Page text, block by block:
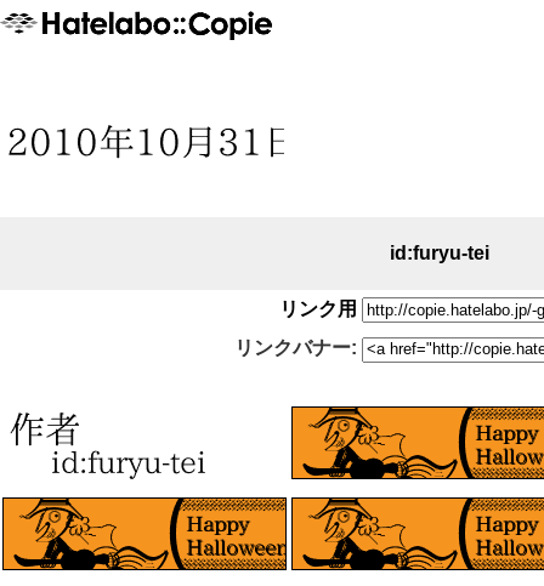
id:furyu-tei
リンク用
リンクバナー: